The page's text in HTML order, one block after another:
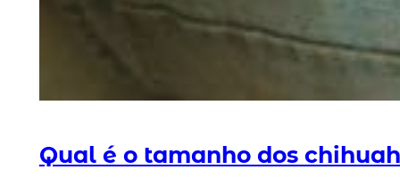
Qual é o tamanho dos